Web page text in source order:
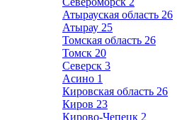
Атырауская область 26
Атырау 25
Томская область 26
Томск 20
Северск 3
Асино 1
Кировская область 26
Киров 23
Кирово-Чепецк 2